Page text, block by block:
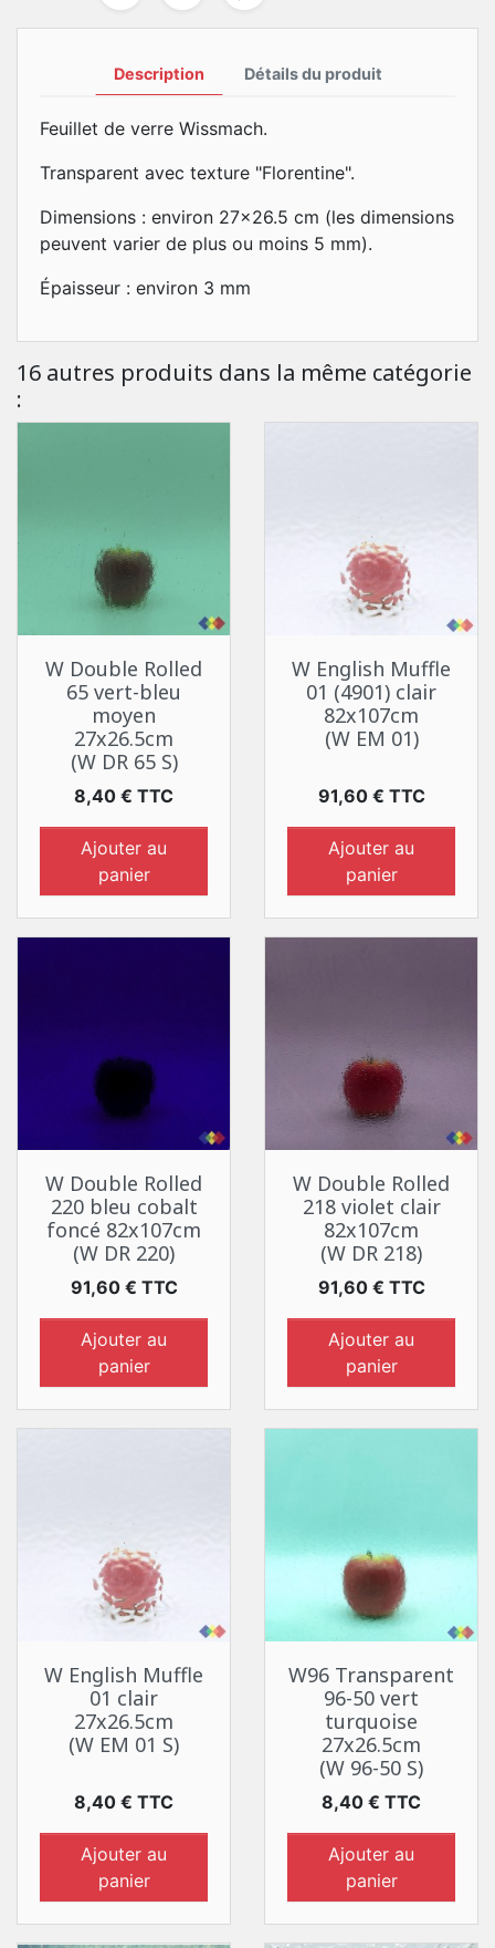
Description Détails du produit
Feuillet de verre Wissmach.
Transparent avec texture "Florentine".
Dimensions : environ 27x26.5 cm (les dimensions
peuvent varier de plus ou moins 5 mm).
Épaisseur : environ 3 mm
16 autres produits dans la même catégorie
:
W Double Rolled
65 vert-bleu
moyen
27x26.5cm
(W DR 65 S)
Prix
8,40 € TTC
Ajouter au
panier
W English Muffle
01 (4901) clair
82x107cm
(W EM 01)
Prix
91,60 € TTC
Ajouter au
panier
W Double Rolled
220 bleu cobalt
foncé 82x107cm
(W DR 220)
Prix
91,60 € TTC
Ajouter au
panier
W Double Rolled
218 violet clair
82x107cm
(W DR 218)
Prix
91,60 € TTC
Ajouter au
panier
W English Muffle
01 clair
27x26.5cm
(W EM 01 S)
Prix
8,40 € TTC
Ajouter au
panier
W96 Transparent
96-50 vert
turquoise
27x26.5cm
(W 96-50 S)
Prix
8,40 € TTC
Ajouter au
panier